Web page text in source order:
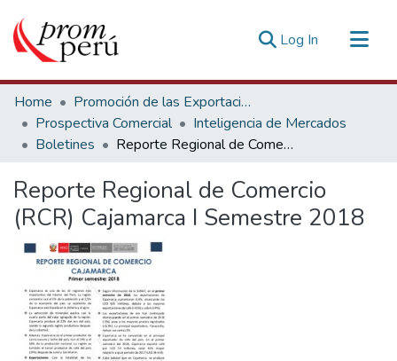
Log In (current)
Communities & Collections
All of DSpace
Statistics
Home
Promoción de las Exportaciones
Prospectiva Comercial
Inteligencia de Mercados
Boletines
Reporte Regional de Comercio (RCR) Cajamarca I Semestre 2018
Reporte Regional de Comercio
(RCR) Cajamarca I Semestre 2018